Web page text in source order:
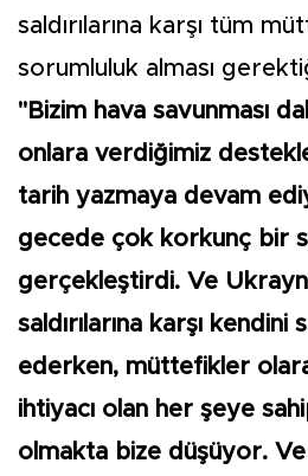
saldırılarına karşı tüm
sorumluluk alması
"Bizim hava savunması
onlara verdiğimiz
tarih yazmaya devam
gecede çok korkunç bir
gerçekleştirdi. Ve
saldırılarına karşı
ederken, müttefikler
ihtiyacı olan her şeye
olmakta bize düşüyor. Ve